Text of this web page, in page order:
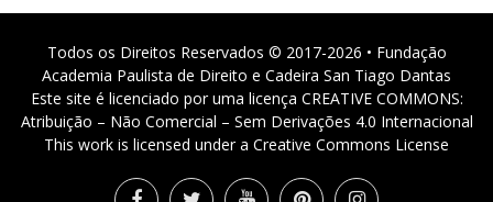
Todos os Direitos Reservados © 2017-2026 • Fundação
Academia Paulista de Direito e Cadeira San Tiago Dantas
Este site é licenciado por uma licença CREATIVE COMMONS:
Atribuição – Não Comercial – Sem Derivações 4.0 Internacional
This work is licensed under a Creative Commons License